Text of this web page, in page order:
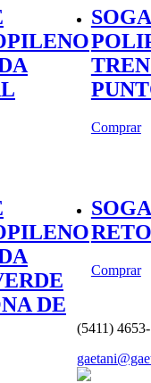
Comprar
DE
Comprar
(5411)